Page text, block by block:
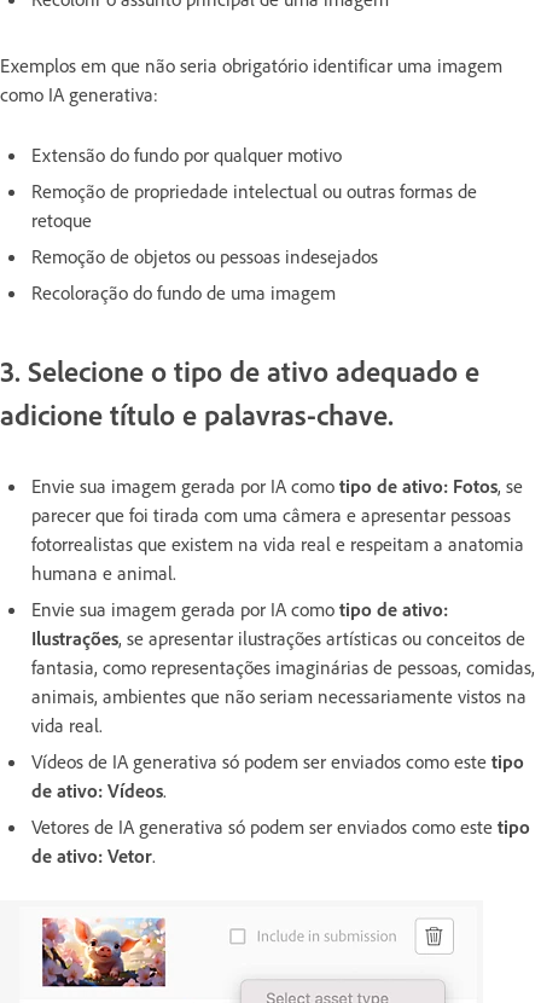
Exemplos em que não seria obrigatório identificar uma imagem
como IA generativa:
Extensão do fundo por qualquer motivo
Remoção de propriedade intelectual ou outras formas de
retoque
Remoção de objetos ou pessoas indesejados
Recoloração do fundo de uma imagem
3. Selecione o tipo de ativo adequado e
adicione título e palavras-chave.
Envie sua imagem gerada por IA como tipo de ativo: Fotos, se
parecer que foi tirada com uma câmera e apresentar pessoas
fotorrealistas que existem na vida real e respeitam a anatomia
humana e animal.
Envie sua imagem gerada por IA como tipo de ativo:
Ilustrações, se apresentar ilustrações artísticas ou conceitos de
fantasia, como representações imaginárias de pessoas, comidas,
animais, ambientes que não seriam necessariamente vistos na
vida real.
Vídeos de IA generativa só podem ser enviados como este tipo
de ativo: Vídeos.
Vetores de IA generativa só podem ser enviados como este tipo
de ativo: Vetor.